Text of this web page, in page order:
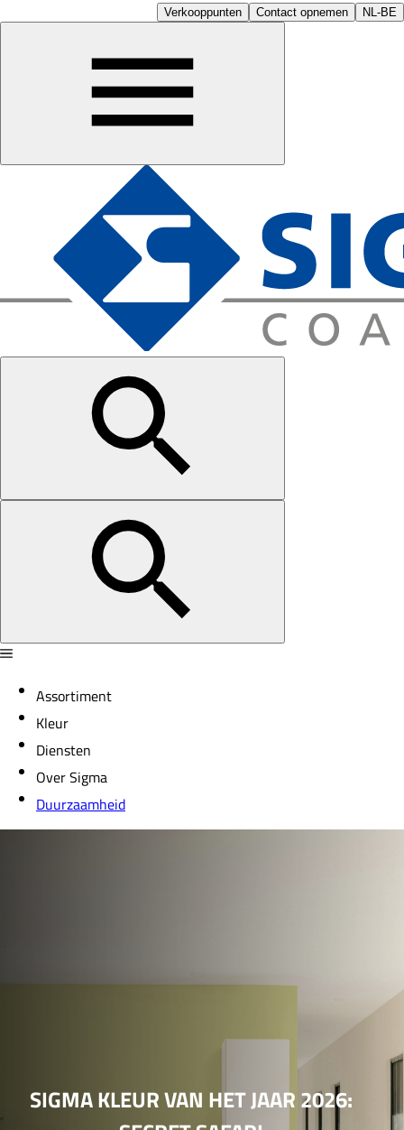
Verkooppunten Contact opnemen NL-BE
Assortiment
Kleur
Diensten
Over Sigma
Duurzaamheid
SIGMA KLEUR VAN HET JAAR 2026: